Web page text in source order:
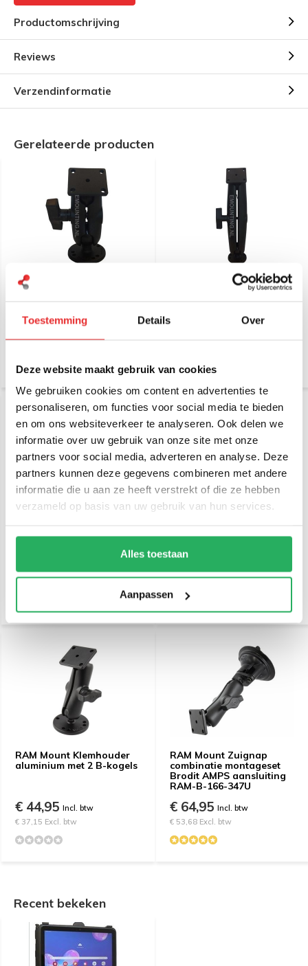
Toestemming Details Over
Deze website maakt gebruik van cookies
We gebruiken cookies om content en advertenties te
personaliseren, om functies voor social media te bieden
en om ons websiteverkeer te analyseren. Ook delen we
informatie over uw gebruik van onze site met onze
partners voor social media, adverteren en analyse. Deze
partners kunnen deze gegevens combineren met andere
informatie die u aan ze heeft verstrekt of die ze hebben
verzameld op basis van uw gebruik van hun services.
Alles toestaan
Aanpassen
Productomschrijving
Reviews
Verzendinformatie
Gerelateerde producten
RAM Mount Klemhouder C
set kort, ronde en
RAM Mount Klemhouder C
set lang, ronde en
kogel RAM-101U-347
€ 71,95Incl. btw
€ 59,95Incl. btw
RAM Mount Klemhouder
aluminium met 2 B-kogels
€ 44,95 Incl. btw
€ 37,15 Excl. btw
RAM Mount Zuignap
combinatie montageset
Brodit AMPS aansluiting
RAM-B-166-347U
€ 64,95 Incl. btw
€ 53,68 Excl. btw
Recent bekeken